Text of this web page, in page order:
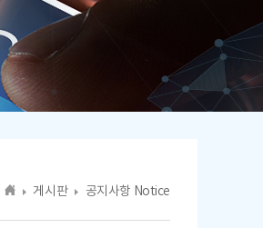
게시판 공지사항 Notice